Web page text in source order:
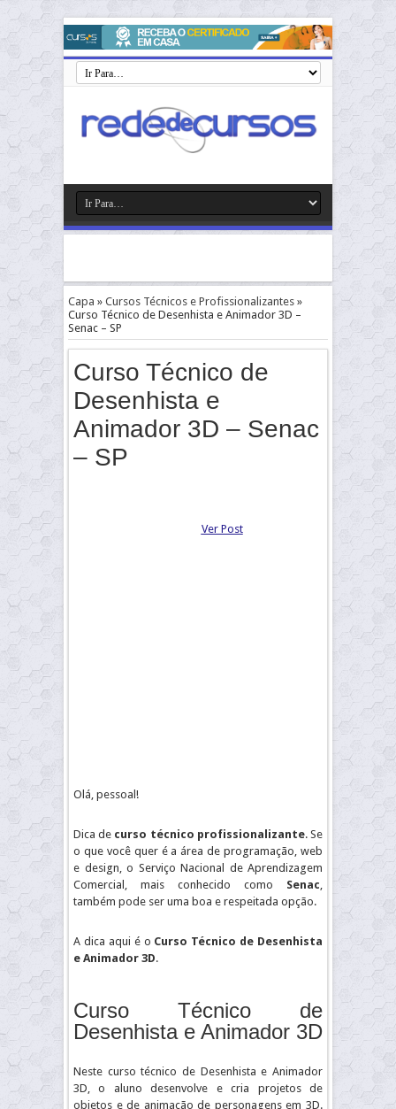
Capa » Cursos Técnicos e Profissionalizantes »
Curso Técnico de Desenhista e Animador 3D –
Senac – SP
Curso Técnico de
Desenhista e
Animador 3D – Senac
– SP
Ver Post
Olá, pessoal!
Dica de curso técnico profissionalizante. Se
o que você quer é a área de programação, web
e design, o Serviço Nacional de Aprendizagem
Comercial, mais conhecido como Senac,
também pode ser uma boa e respeitada opção.
A dica aqui é o Curso Técnico de Desenhista
e Animador 3D.
Curso Técnico de
Desenhista e Animador 3D
Neste curso técnico de Desenhista e Animador
3D, o aluno desenvolve e cria projetos de
objetos e de animação de personagens em 3D.